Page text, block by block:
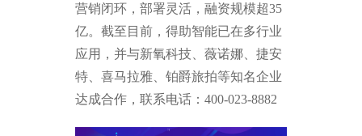
营销闭环，部署灵活，融资规模超35
亿。截至目前，得助智能已在多行业
应用，并与新氧科技、薇诺娜、捷安
特、喜马拉雅、铂爵旅拍等知名企业
达成合作，联系电话：400-023-8882